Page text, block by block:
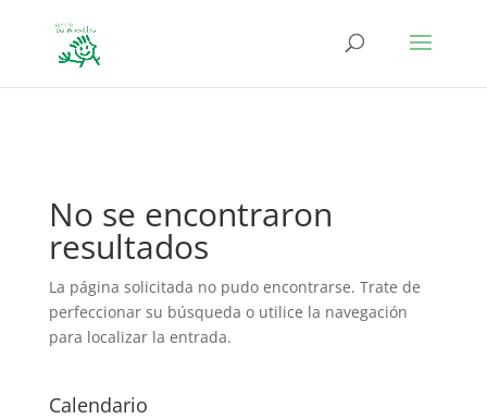
No se encontraron
resultados
La página solicitada no pudo encontrarse. Trate de
perfeccionar su búsqueda o utilice la navegación
para localizar la entrada.
Calendario